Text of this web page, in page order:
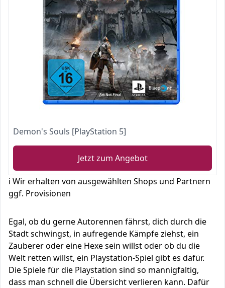
Demon's Souls [PlayStation 5]
Jetzt zum Angebot
ℹ️ Wir erhalten von ausgewählten Shops und Partnern
ggf. Provisionen
Egal, ob du gerne Autorennen fährst, dich durch die
Stadt schwingst, in aufregende Kämpfe ziehst, ein
Zauberer oder eine Hexe sein willst oder ob du die
Welt retten willst, ein Playstation-Spiel gibt es dafür.
Die Spiele für die Playstation sind so mannigfaltig,
dass man schnell die Übersicht verlieren kann. Dafür